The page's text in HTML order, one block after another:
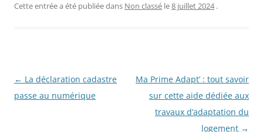
Cette entrée a été publiée dans Non classé le8 juillet 2024 .
Navigation
des
← La déclaration cadastre
passe au numérique
Ma Prime Adapt’ : tout savoir
sur cette aide dédiée aux
travaux d’adaptation du
logement →